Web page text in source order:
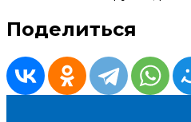
Поделиться